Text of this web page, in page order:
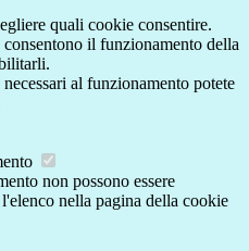
quali cookie consentire.
il funzionamento della
al funzionamento potete
non possono essere
nella pagina della cookie